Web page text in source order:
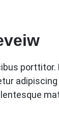
porttitor.